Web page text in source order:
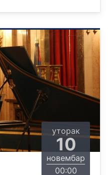
уторак
10
новембар
00:00